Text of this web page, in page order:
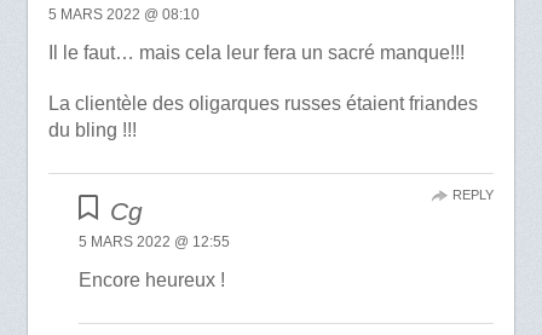
5 MARS 2022 @ 08:10
Il le faut… mais cela leur fera un sacré manque!!!
La clientèle des oligarques russes étaient friandes
du bling !!!
Cg
5 MARS 2022 @ 12:55
Encore heureux !
REPLY